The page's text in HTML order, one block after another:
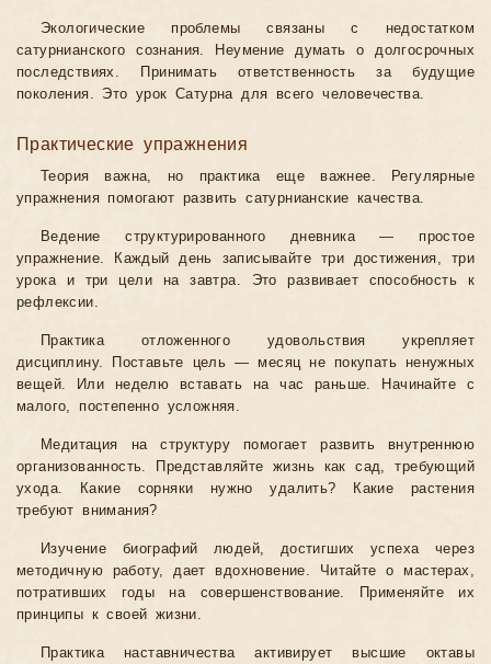
Экологические проблемы связаны с недостатком
сатурнианского сознания. Неумение думать о долгосрочных
последствиях. Принимать ответственность за будущие
поколения. Это урок Сатурна для всего человечества.
Практические упражнения
Теория важна, но практика еще важнее. Регулярные
упражнения помогают развить сатурнианские качества.
Ведение структурированного дневника — простое
упражнение. Каждый день записывайте три достижения, три
урока и три цели на завтра. Это развивает способность к
рефлексии.
Практика отложенного удовольствия укрепляет
дисциплину. Поставьте цель — месяц не покупать ненужных
вещей. Или неделю вставать на час раньше. Начинайте с
малого, постепенно усложняя.
Медитация на структуру помогает развить внутреннюю
организованность. Представляйте жизнь как сад, требующий
ухода. Какие сорняки нужно удалить? Какие растения
требуют внимания?
Изучение биографий людей, достигших успеха через
методичную работу, дает вдохновение. Читайте о мастерах,
потративших годы на совершенствование. Применяйте их
принципы к своей жизни.
Практика наставничества активирует высшие октавы